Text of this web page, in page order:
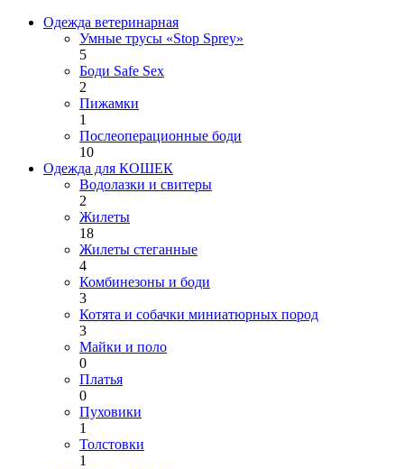
Одежда ветеринарная
Умные трусы «Stop Sprey»
5
Боди Safe Sex
2
Пижамки
1
Послеоперационные боди
10
Одежда для КОШЕК
Водолазки и свитеры
2
Жилеты
18
Жилеты стеганные
4
Комбинезоны и боди
3
Котята и собачки миниатюрных пород
3
Майки и поло
0
Платья
0
Пуховики
1
Толстовки
1